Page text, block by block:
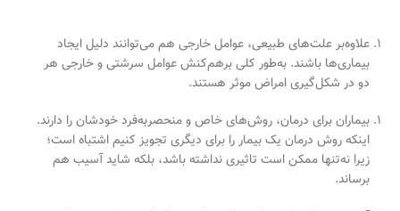
علاوه‌بر علت‌های طبیعی، عوامل خارجی هم می‌توانند دلیل ایجاد
بیماری‌ها باشند. به‌طور کلی بر‌هم‌کنش عوامل سرشتی و خارجی هر
دو در شکل‌گیری امراض موثر هستند.
بیماران برای درمان، روش‌های خاص و منحصر‌به‌فرد خودشان را دارند.
اینکه روش درمان یک بیمار را برای دیگری تجویز کنیم اشتباه است؛
زیرا نه‌تنها ممکن است تاثیری نداشته باشد، بلکه شاید آسیب هم
برساند.